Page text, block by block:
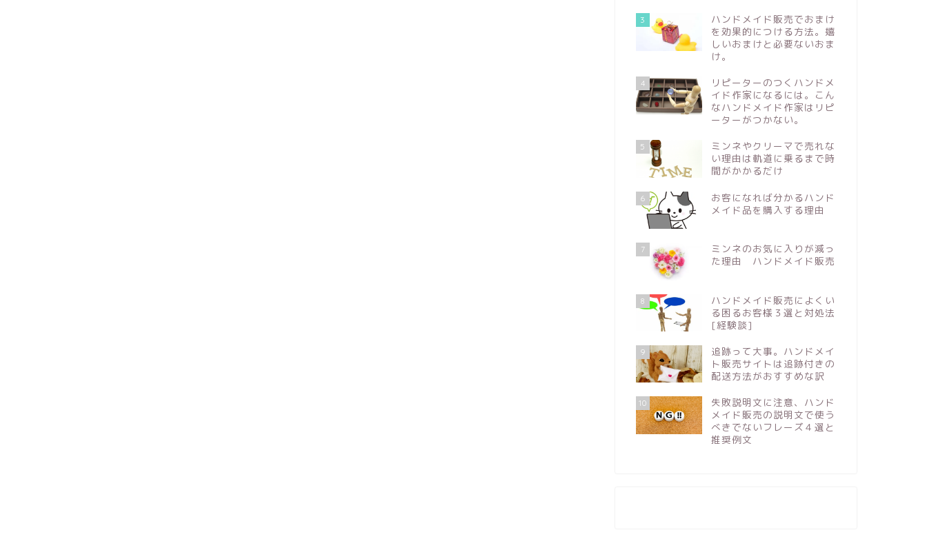
3
ハンドメイド販売でおまけ
を効果的につける方法。嬉
しいおまけと必要ないおま
け。
4
リピーターのつくハンドメ
イド作家になるには。こん
なハンドメイド作家はリピ
ーターがつかない。
5
ミンネやクリーマで売れな
い理由は軌道に乗るまで時
間がかかるだけ
6
お客になれば分かるハンド
メイド品を購入する理由
7
ミンネのお気に入りが減っ
た理由 ハンドメイド販売
8
ハンドメイド販売によくい
る困るお客様３選と対処法
[経験談]
9
追跡って大事。ハンドメイ
ト販売サイトは追跡付きの
配送方法がおすすめな訳
10
失敗説明文に注意、ハンド
メイド販売の説明文で使う
べきでないフレーズ４選と
推奨例文